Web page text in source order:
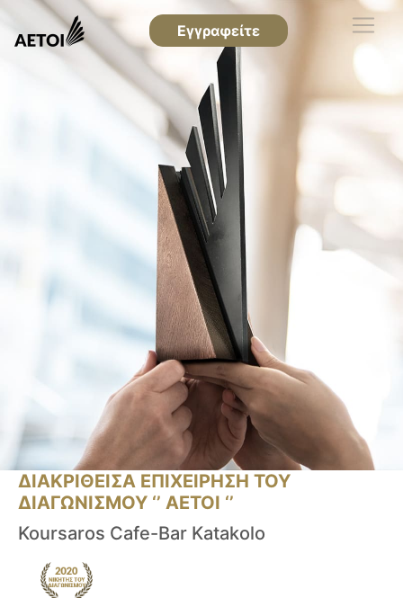
Εγγραφείτε
ΔΙΑΚΡΙΘΕΙΣΑ ΕΠΙΧΕΙΡΗΣΗ ΤΟΥ
ΔΙΑΓΩΝΙΣΜΟΥ ‘’ ΑΕΤΟΙ ‘’
Koursaros Cafe-Bar Katakolo